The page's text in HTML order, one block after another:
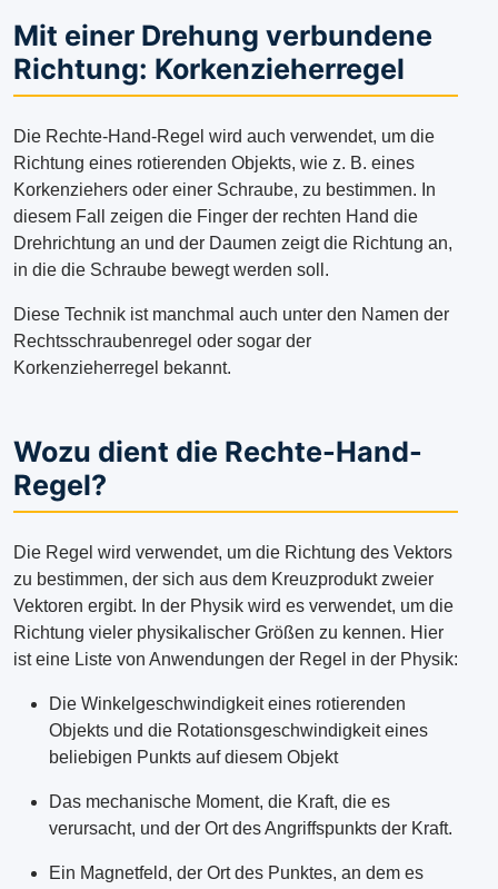
Mit einer Drehung verbundene
Richtung: Korkenzieherregel
Die Rechte-Hand-Regel wird auch verwendet, um die
Richtung eines rotierenden Objekts, wie z. B. eines
Korkenziehers oder einer Schraube, zu bestimmen. In
diesem Fall zeigen die Finger der rechten Hand die
Drehrichtung an und der Daumen zeigt die Richtung an,
in die die Schraube bewegt werden soll.
Diese Technik ist manchmal auch unter den Namen der
Rechtsschraubenregel oder sogar der
Korkenzieherregel bekannt.
Wozu dient die Rechte-Hand-
Regel?
Die Regel wird verwendet, um die Richtung des Vektors
zu bestimmen, der sich aus dem Kreuzprodukt zweier
Vektoren ergibt. In der Physik wird es verwendet, um die
Richtung vieler physikalischer Größen zu kennen. Hier
ist eine Liste von Anwendungen der Regel in der Physik:
Die Winkelgeschwindigkeit eines rotierenden
Objekts und die Rotationsgeschwindigkeit eines
beliebigen Punkts auf diesem Objekt
Das mechanische Moment, die Kraft, die es
verursacht, und der Ort des Angriffspunkts der Kraft.
Ein Magnetfeld, der Ort des Punktes, an dem es